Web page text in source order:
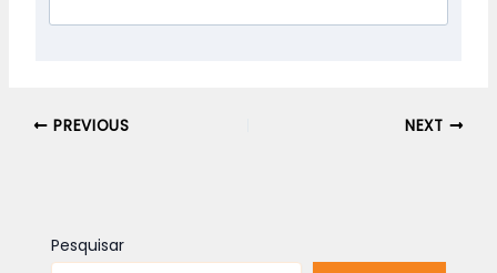
PREVIOUS NEXT
Pesquisar